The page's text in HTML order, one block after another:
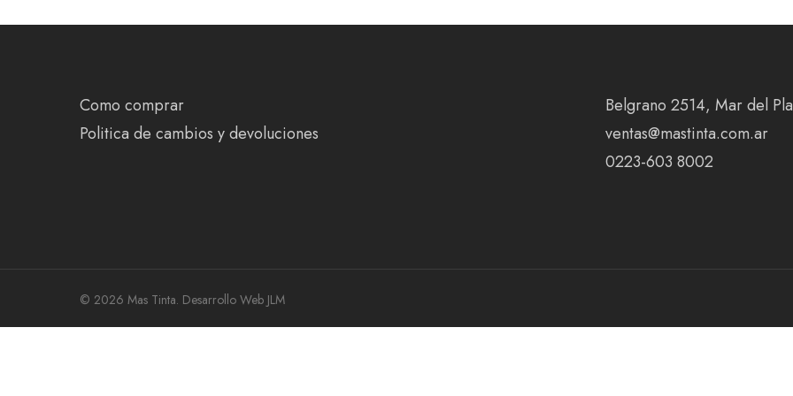
Como comprar
Politica de cambios y devoluciones
Belgrano 2514, Mar del
ventas@mastinta.com.ar
0223-603 8002
© 2026 Mas Tinta. Desarrollo Web JLM